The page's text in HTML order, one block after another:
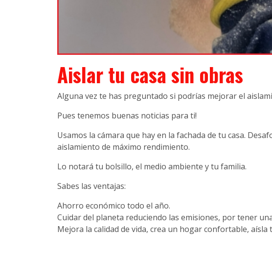
Aislar tu casa sin obras
Alguna vez te has preguntado si podrías mejorar el
Pues tenemos buenas noticias para ti!
Usamos la cámara que hay en la fachada de tu casa.
aislamiento de máximo rendimiento.
Lo notará tu bolsillo, el medio ambiente y tu familia.
Sabes las ventajas:
Ahorro económico todo el año.
Cuidar del planeta reduciendo las emisiones, por tener
Mejora la calidad de vida, crea un hogar confortable, aísla